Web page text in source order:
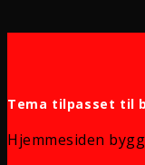
Tema tilpasset til
Hjemmesiden